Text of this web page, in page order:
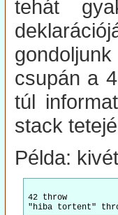
tehát
csupán a
túl
stack
Példa:
42 throw